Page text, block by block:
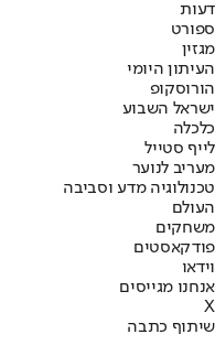
דעות
ספורט
מגזין
העיתון היומי
הורוסקופ
ישראל השבוע
כלכלה
לייף סטייל
מעריב לנוער
טכנולוגיה מדע וסביבה
העולם
משחקים
פודקאסטים
וידאו
אנחנו מגייסים
X
שיתוף כתבה